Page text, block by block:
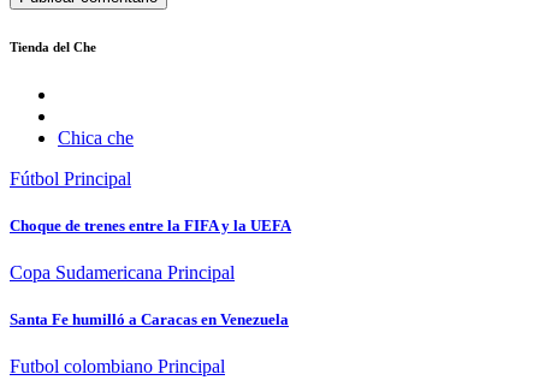
Tienda del Che
Chica che
Fútbol Principal
Choque de trenes entre la FIFA y la UEFA
Copa Sudamericana Principal
Santa Fe humilló a Caracas en Venezuela
Futbol colombiano Principal